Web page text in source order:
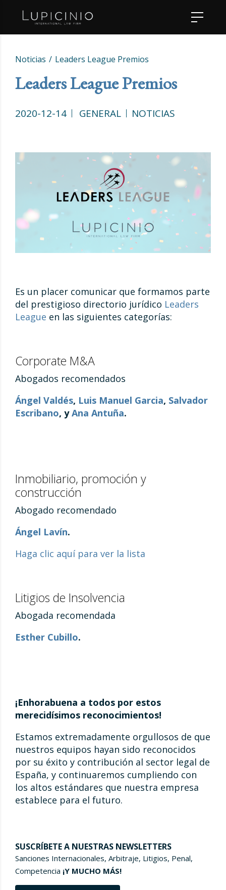
Noticias Leaders League Premios
Leaders League Premios
2020-12-14 GENERAL NOTICIAS
Es un placer comunicar que formamos parte
del prestigioso directorio jurídico Leaders
League en las siguientes categorías:
Corporate M&A
Abogados recomendados
Ángel Valdés, Luis Manuel Garcia, Salvador
Escribano, yAna Antuña.
Inmobiliario, promoción y
construcción
Abogado recomendado
Ángel Lavín.
Haga clic aquí para ver la lista
Litigios de Insolvencia
Abogada recomendada
Esther Cubillo.
¡Enhorabuena a todos por estos
merecidísimos reconocimientos!
Estamos extremadamente orgullosos de que
nuestros equipos hayan sido reconocidos
por su éxito y contribución al sector legal de
España, y continuaremos cumpliendo con
los altos estándares que nuestra empresa
establece para el futuro.
SUSCRÍBETE A NUESTRAS NEWSLETTERS
Sanciones Internacionales, Arbitraje, Litigios, Penal,
Competencia ¡Y MUCHO MÁS!